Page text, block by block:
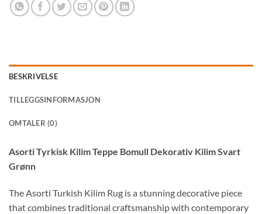
BESKRIVELSE
TILLEGGSINFORMASJON
OMTALER (0)
Asorti Tyrkisk Kilim Teppe Bomull Dekorativ Kilim Svart
Grønn
The Asorti Turkish Kilim Rug is a stunning decorative piece
that combines traditional craftsmanship with contemporary